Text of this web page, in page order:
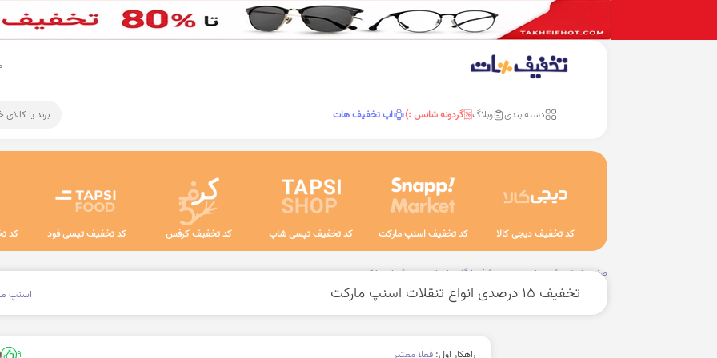
دسته بندی وبلاگ گردونه شانس :) اپ تخفیف هات برند یا
کد تخفیف دیجی کالا کد تخفیف اسنپ مارکت کد تخفیف تپسی شاپ کد تخفیف کرفس کد تخفیف تپسی فود کد
صفحه اصلی خدمات اینترنتی فروشگاه های اینترنتی هایپرمارکت
تخفیف 15 درصدی انواع تنقلات اسنپ مارکت اسنپ
راهکار اول:فعلا معتبر 9